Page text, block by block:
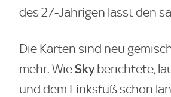
des 27-Jährigen lässt den
Die Karten sind neu
mehr. WieSkyberichtete,
und dem Linksfuß schon